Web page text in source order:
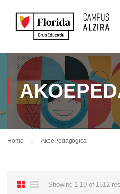
Home AkoePedagogica
Showing 1-10 of 1512